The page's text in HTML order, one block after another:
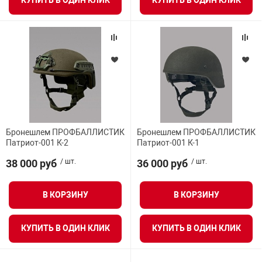
оборудование
Бронешлем ПРОФБАЛЛИСТИК
Патриот-001 К-2
38 000 руб / шт.
В КОРЗИНУ
КУПИТЬ В ОДИН КЛИК
Бронешлем ПРОФБАЛЛИСТИК
Патриот-001 К-1
36 000 руб / шт.
В КОРЗИНУ
КУПИТЬ В ОДИН КЛИК